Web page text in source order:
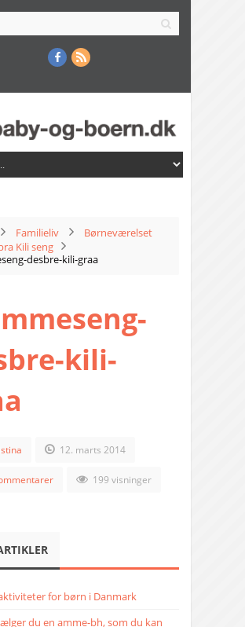
Familieliv
Børneværelset
Kili seng
desbre-kili-graa
kili-
12. marts 2014
199 visninger
for børn i Danmark
du en amme-bh, som du kan